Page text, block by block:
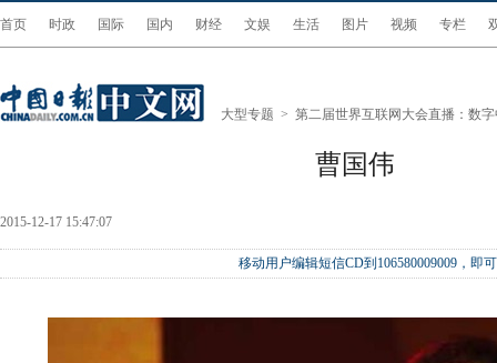
首页 时政 国际 国内 财经 文娱 生活 图片 视频 专栏
大型专题 > 第二届世界互联网大会直播：数
曹国伟
2015-12-17 15:47:07
移动用户编辑短信CD到106580009009，即